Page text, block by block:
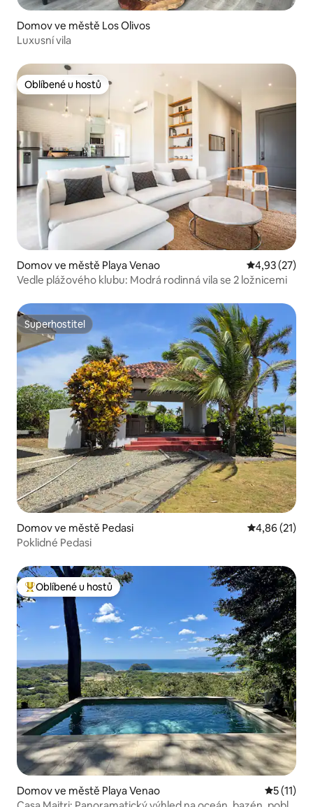
Domov ve městě Los Olivos
Luxusní vila
Oblíbené u hostů
Oblíbené u hostů
Domov ve městě Playa Venao Průměrné
4,93 (27)
Vedle plážového klubu: Modrá rodinná vila se 2 ložnicemi
Superhostitel
Superhostitel
Domov ve městě Pedasi Průměrné
4,86 (21)
Poklidné Pedasi
Nejlepší v kategorii Oblíbené u hostů
Oblíbené u hostů
Domov ve městě Playa Venao
5 (11)